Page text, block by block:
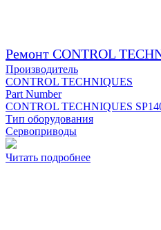
Ремонт CONTROL
Производитель
CONTROL TECHNIQUES
Part Number
CONTROL TECHNIQUES
Тип оборудования
Сервоприводы
Читать подробнее